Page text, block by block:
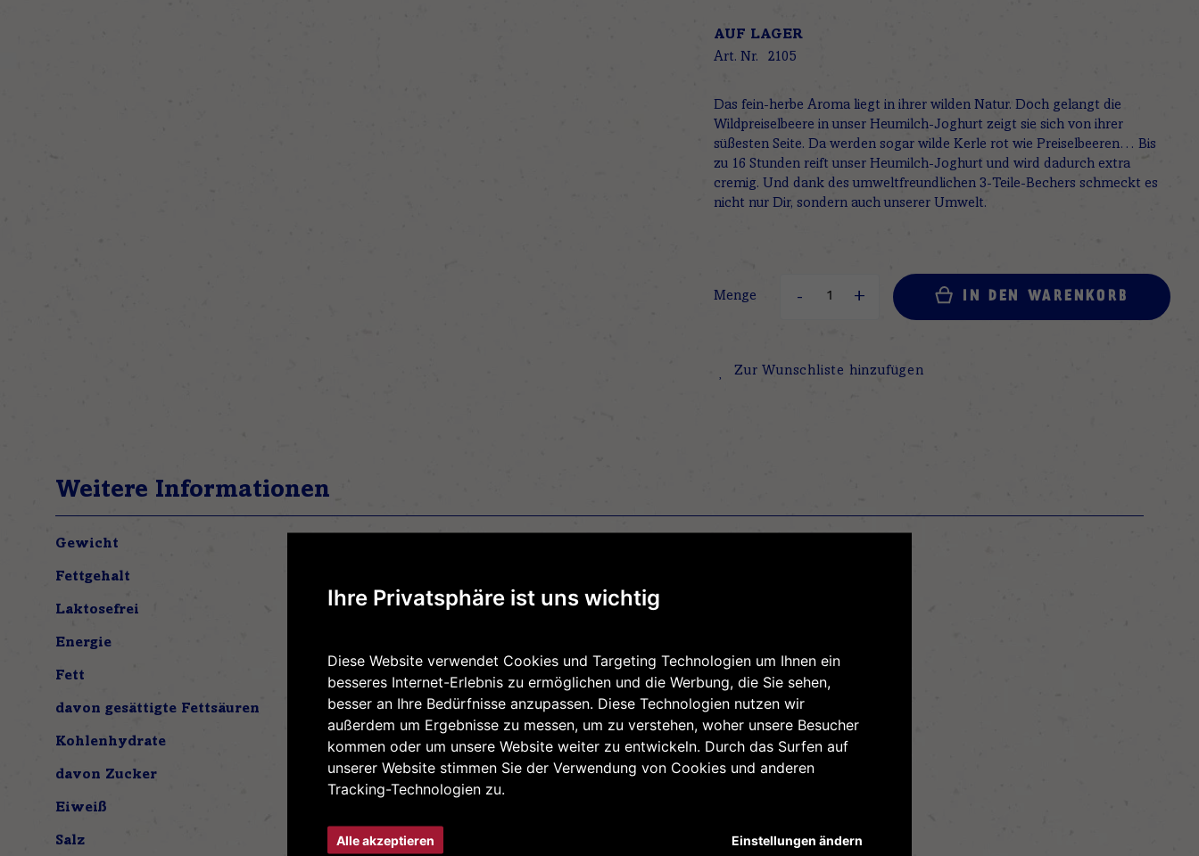
Ihre Privatsphäre ist uns wichtig
Diese Website verwendet Cookies und Targeting Technologien um Ihnen ein
besseres Internet-Erlebnis zu ermöglichen und die Werbung, die Sie sehen,
besser an Ihre Bedürfnisse anzupassen. Diese Technologien nutzen wir
außerdem um Ergebnisse zu messen, um zu verstehen, woher unsere Besucher
kommen oder um unsere Website weiter zu entwickeln. Durch das Surfen auf
unserer Website stimmen Sie der Verwendung von Cookies und anderen
Tracking-Technologien zu.
Alle akzeptieren Einstellungen ändern
AUF LAGER
Art. Nr.
2105
Das fein-herbe Aroma liegt in ihrer wilden Natur. Doch gelangt die
Wildpreiselbeere in unser Heumilch-Joghurt zeigt sie sich von ihrer
süßesten Seite. Da werden sogar wilde Kerle rot wie Preiselbeeren… Bis
zu 16 Stunden reift unser Heumilch-Joghurt und wird dadurch extra
cremig. Und dank des umweltfreundlichen 3-Teile-Bechers schmeckt es
nicht nur Dir, sondern auch unserer Umwelt.
Menge IN DEN WARENKORB
Zur Wunschliste hinzufügen
Weitere Informationen
Weitere
Gewicht
Fettgehalt
Laktosefrei
Energie
Fett
davon gesättigte Fettsäuren
Kohlenhydrate
davon Zucker
Eiweiß
Salz